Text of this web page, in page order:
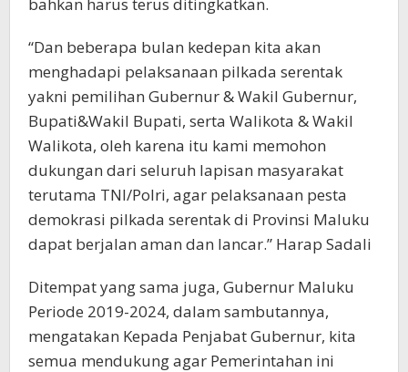
“Dan beberapa bulan kedepan kita akan
menghadapi pelaksanaan pilkada serentak
yakni pemilihan Gubernur & Wakil Gubernur,
Bupati&Wakil Bupati, serta Walikota & Wakil
Walikota, oleh karena itu kami memohon
dukungan dari seluruh lapisan masyarakat
terutama TNI/Polri, agar pelaksanaan pesta
demokrasi pilkada serentak di Provinsi Maluku
dapat berjalan aman dan lancar.” Harap Sadali
Ditempat yang sama juga, Gubernur Maluku
Periode 2019-2024, dalam sambutannya,
mengatakan Kepada Penjabat Gubernur, kita
semua mendukung agar Pemerintahan ini